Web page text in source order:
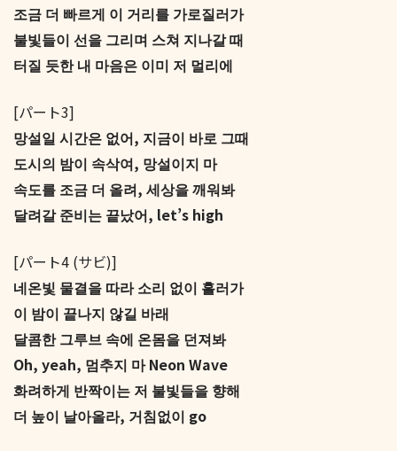
조금 더 빠르게 이 거리를 가로질러가
불빛들이 선을 그리며 스쳐 지나갈 때
터질 듯한 내 마음은 이미 저 멀리에
[パート3]
망설일 시간은 없어, 지금이 바로 그때
도시의 밤이 속삭여, 망설이지 마
속도를 조금 더 올려, 세상을 깨워봐
달려갈 준비는 끝났어, let’s high
[パート4 (サビ)]
네온빛 물결을 따라 소리 없이 흘러가
이 밤이 끝나지 않길 바래
달콤한 그루브 속에 온몸을 던져봐
Oh, yeah, 멈추지 마 Neon Wave
화려하게 반짝이는 저 불빛들을 향해
더 높이 날아올라, 거침없이 go